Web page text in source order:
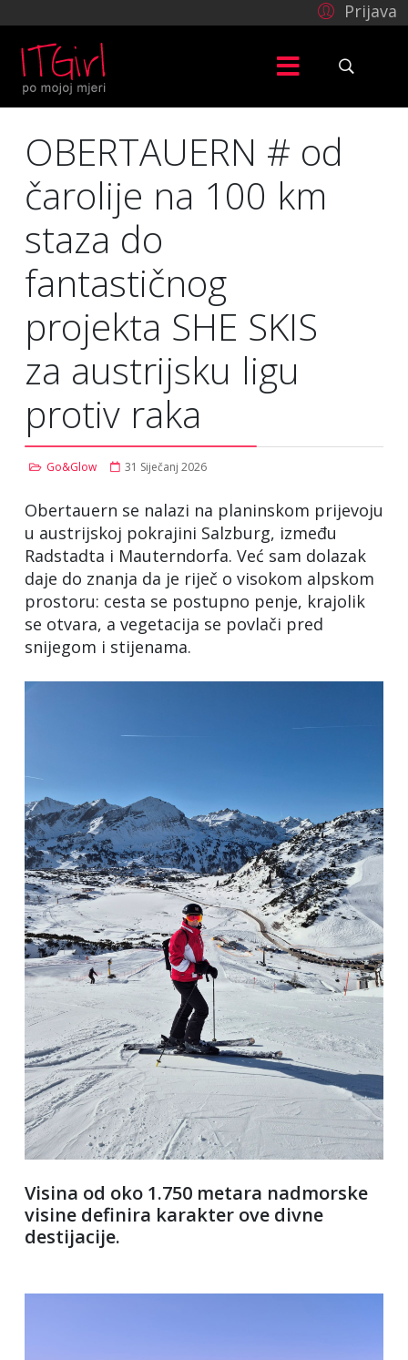
Prijava
OBERTAUERN # od
čarolije na 100 km
staza do
fantastičnog
projekta SHE SKIS
za austrijsku ligu
protiv raka
Go&Glow 31 Siječanj 2026
Obertauern se nalazi na planinskom prijevoju
u austrijskoj pokrajini Salzburg, između
Radstadta i Mauterndorfa. Već sam dolazak
daje do znanja da je riječ o visokom alpskom
prostoru: cesta se postupno penje, krajolik
se otvara, a vegetacija se povlači pred
snijegom i stijenama.
Visina od oko 1.750 metara nadmorske
visine definira karakter ove divne
destijacije.